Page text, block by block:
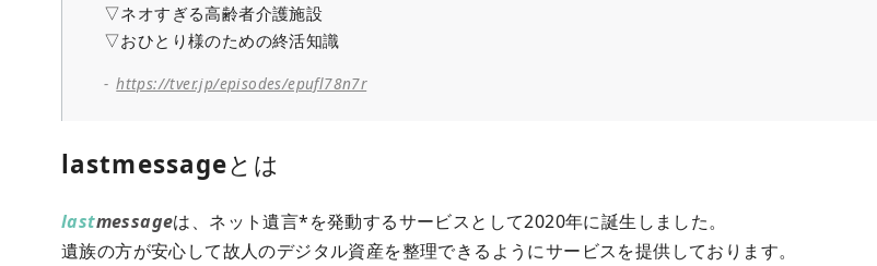
▽ネオすぎる高齢者介護施設
▽おひとり様のための終活知識
https://tver.jp/episodes/epufl78n7r
lastmessageとは
lastmessageは、ネット遺言*を発動するサービスとして2020年に誕生しました。
遺族の方が安心して故人のデジタル資産を整理できるようにサービスを提供しております。